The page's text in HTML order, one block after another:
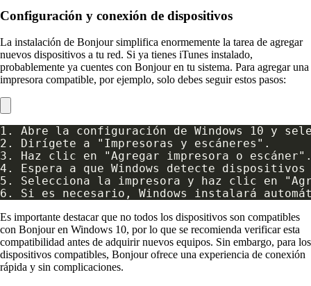
Configuración y conexión de dispositivos
La instalación de Bonjour simplifica enormemente la tarea de agregar
nuevos dispositivos a tu red. Si ya tienes iTunes instalado,
probablemente ya cuentes con Bonjour en tu sistema. Para agregar una
impresora compatible, por ejemplo, solo debes seguir estos pasos:
Es importante destacar que no todos los dispositivos son compatibles
con Bonjour en Windows 10, por lo que se recomienda verificar esta
compatibilidad antes de adquirir nuevos equipos. Sin embargo, para los
dispositivos compatibles, Bonjour ofrece una experiencia de conexión
rápida y sin complicaciones.